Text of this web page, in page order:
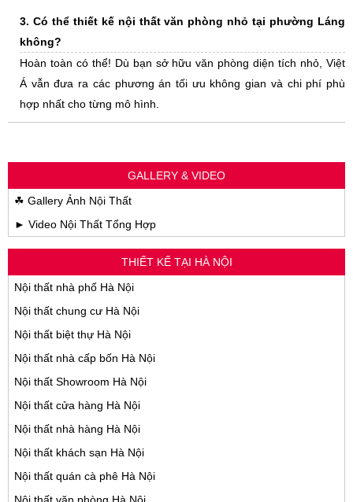
3. Có thể thiết kế nội thất văn phòng nhỏ tại phường Láng
không?
Hoàn toàn có thể! Dù bạn sở hữu văn phòng diện tích nhỏ, Việt
Á vẫn đưa ra các phương án tối ưu không gian và chi phí phù
hợp nhất cho từng mô hình.
GALLERY & VIDEO
☘ Gallery Ảnh Nội Thất
► Video Nội Thất Tổng Hợp
THIẾT KẾ TẠI HÀ NỘI
Nội thất nhà phố Hà Nội
Nội thất chung cư Hà Nội
Nội thất biệt thự Hà Nội
Nội thất nhà cấp bốn Hà Nội
Nội thất Showroom Hà Nội
Nội thất cửa hàng Hà Nội
Nội thất nhà hàng Hà Nội
Nội thất khách sạn Hà Nội
Nội thất quán cà phê Hà Nội